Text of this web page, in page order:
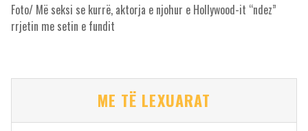
Foto/ Më seksi se kurrë, aktorja e njohur e Hollywood-it “ndez”
rrjetin me setin e fundit
ME TË LEXUARAT